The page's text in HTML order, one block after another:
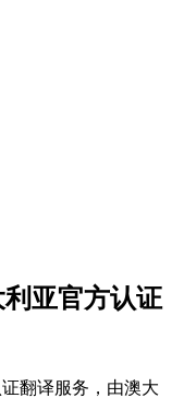
亚官方认证
翻译服务，由澳大